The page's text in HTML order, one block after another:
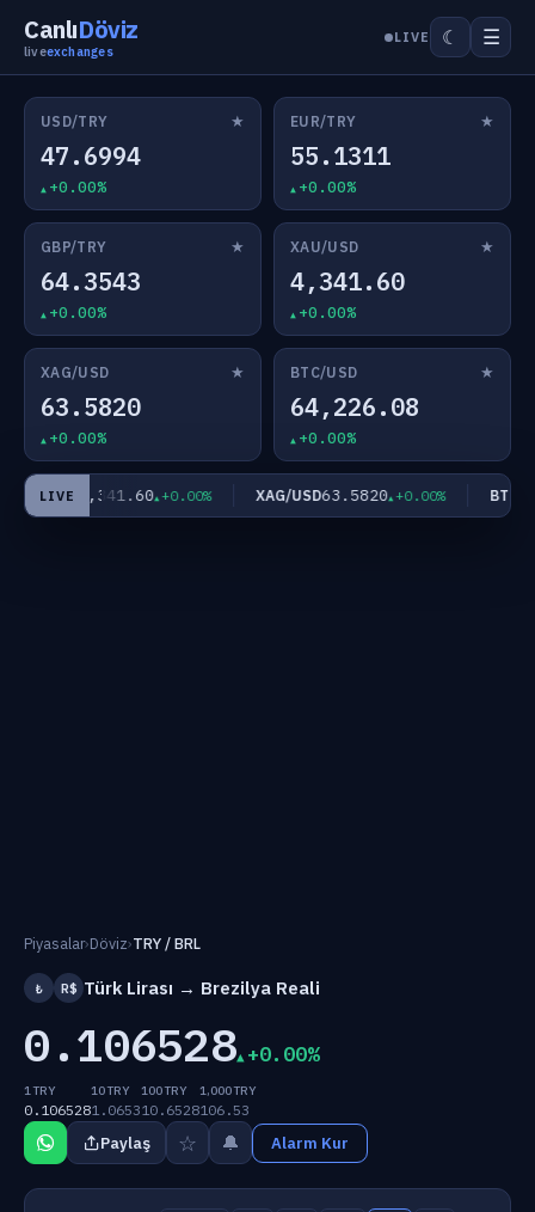
CanlıDöviz
liveexchanges
LIVE ☾ ☰
USD/TRY ★
47.6994
+0.00%
EUR/TRY ★
55.1311
+0.00%
GBP/TRY ★
64.3543
+0.00%
XAU/USD ★
4,341.60
+0.00%
XAG/USD ★
63.5820
+0.00%
BTC/USD ★
64,226.08
+0.00%
LIVE
XAU/USD4,341.60 +0.00% XAG/USD63.5820 +0.00% BTC/
Piyasalar›Döviz›TRY / BRL
₺ R$ Türk Lirası → Brezilya Reali
0.106528 +0.00%
1 TRY
0.106528
10 TRY
1.0653
100 TRY
10.6528
1,000 TRY
106.53
Paylaş ☆ 🔔 Alarm Kur